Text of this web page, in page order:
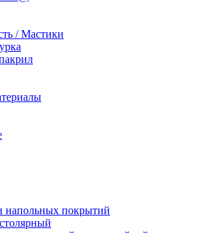
/ Мастики
напольных покрытий